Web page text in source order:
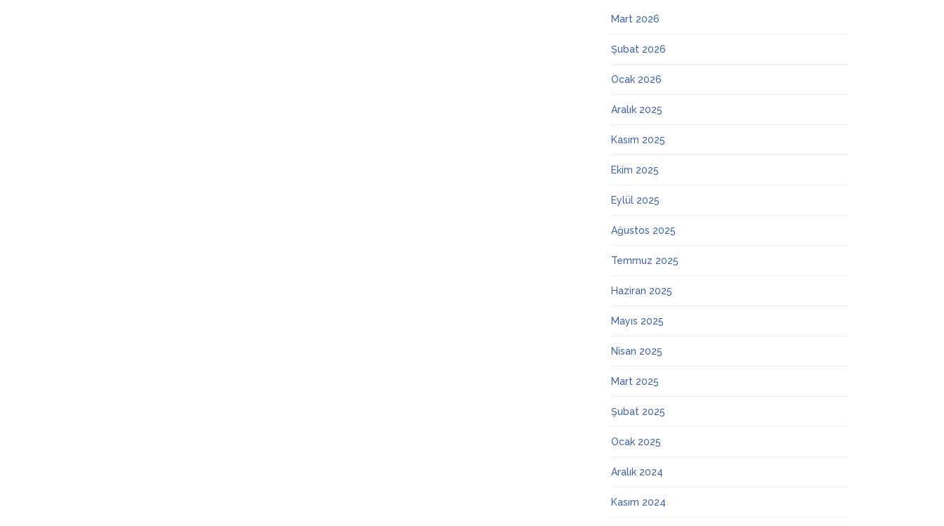
Mart 2026
Şubat 2026
Ocak 2026
Aralık 2025
Kasım 2025
Ekim 2025
Eylül 2025
Ağustos 2025
Temmuz 2025
Haziran 2025
Mayıs 2025
Nisan 2025
Mart 2025
Şubat 2025
Ocak 2025
Aralık 2024
Kasım 2024